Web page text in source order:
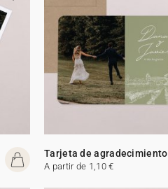
Tarjeta de agradecimiento
A partir de 1,10 €